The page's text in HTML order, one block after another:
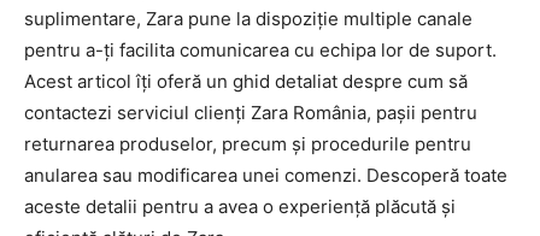
suplimentare, Zara pune la dispoziție multiple canale
pentru a-ți facilita comunicarea cu echipa lor de suport.
Acest articol îți oferă un ghid detaliat despre cum să
contactezi serviciul clienți Zara România, pașii pentru
returnarea produselor, precum și procedurile pentru
anularea sau modificarea unei comenzi. Descoperă toate
aceste detalii pentru a avea o experiență plăcută și